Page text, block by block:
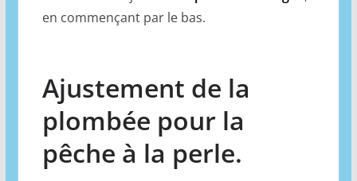
en commençant par le bas.
Ajustement de la
plombée pour la
pêche à la perle.